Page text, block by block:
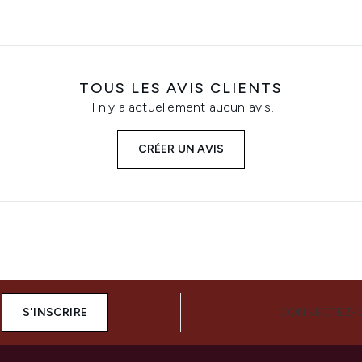
TOUS LES AVIS CLIENTS
Il n'y a actuellement aucun avis.
CRÉER UN AVIS
S'INSCRIRE